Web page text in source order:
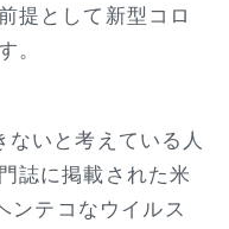
提として新型コロ
。
いと考えている人
誌に掲載された米
テコなウイルス